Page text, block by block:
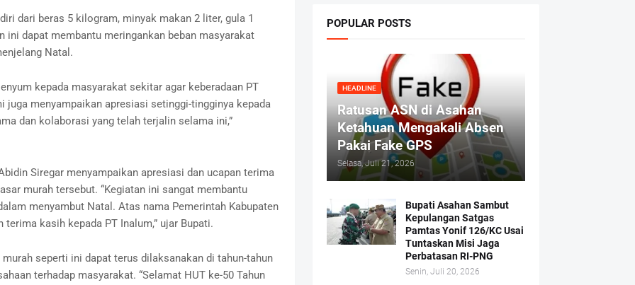
dari beras 5 kilogram, minyak makan 2 liter, gula 1
ini dapat membantu meringankan beban masyarakat
Natal.
kepada masyarakat sekitar agar keberadaan PT
menyampaikan apresiasi setinggi-tingginya kepada
dan kolaborasi yang telah terjalin selama ini,”
Siregar menyampaikan apresiasi dan ucapan terima
murah tersebut. “Kegiatan ini sangat membantu
menyambut Natal. Atas nama Pemerintah Kabupaten
kasih kepada PT Inalum,” ujar Bupati.
seperti ini dapat terus dilaksanakan di tahun-tahun
terhadap masyarakat. “Selamat HUT ke-50 Tahun
POPULAR POSTS
HEADLINE
Ratusan ASN di Asahan
Ketahuan Mengakali Absen
Pakai Fake GPS
Selasa, Juli 21, 2026
Bupati Asahan Sambut
Kepulangan Satgas
Pamtas Yonif 126/KC Usai
Tuntaskan Misi Jaga
Perbatasan RI-PNG
Senin, Juli 20, 2026